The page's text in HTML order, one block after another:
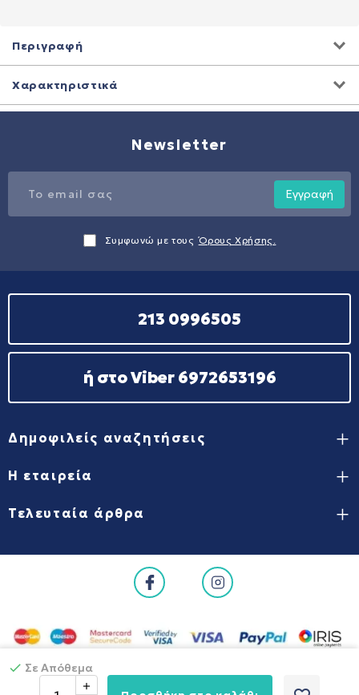
Σε Απόθεμα
Περιγραφή
Χαρακτηριστικά
Newsletter
Εγγραφή
Συμφωνώ με τους Όρους Χρήσης.
213 0996505
ή στο Viber 6972653196
Δημοφιλείς αναζητήσεις
Η εταιρεία
Τελευταία άρθρα